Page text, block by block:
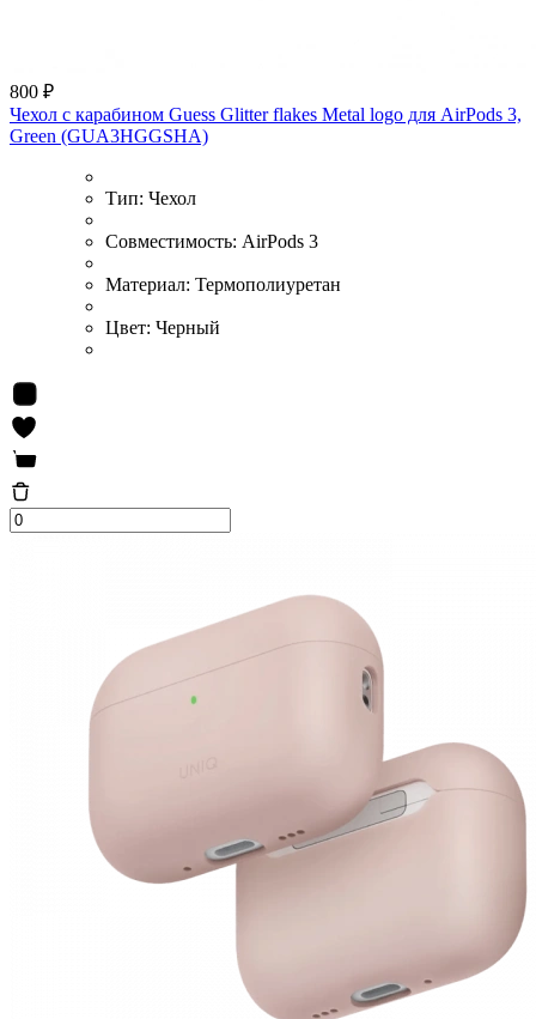
800 ₽
Чехол с карабином Guess Glitter flakes Metal logo для AirPods 3,
Green (GUA3HGGSHA)
Тип: Чехол
Совместимость: AirPods 3
Материал: Термополиуретан
Цвет: Черный